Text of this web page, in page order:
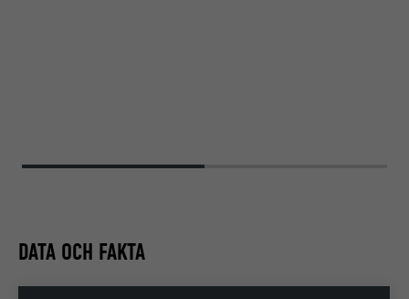
DATA OCH FAKTA